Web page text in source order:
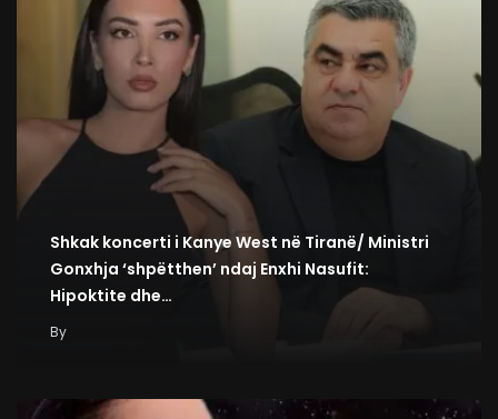
Shkak koncerti i Kanye West në Tiranë/ Ministri
Gonxhja ‘shpëtthen’ ndaj Enxhi Nasufit:
Hipoktite dhe…
By